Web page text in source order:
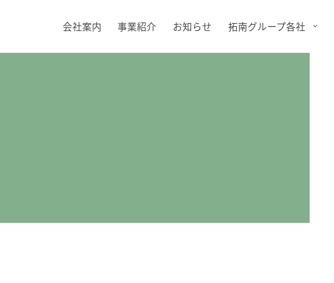
会社案内 事業紹介 お知らせ 拓南グループ各社